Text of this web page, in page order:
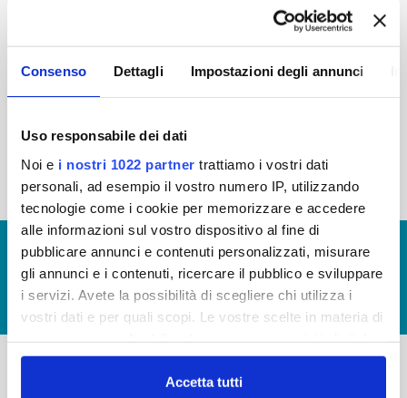
Consenso Dettagli Impostazioni degli annunci
Uso responsabile dei dati
Noi e i nostri 1022 partner trattiamo i vostri dati
personali, ad esempio il vostro numero IP, utilizzando
tecnologie come i cookie per memorizzare e accedere
alle informazioni sul vostro dispositivo al fine di
pubblicare annunci e contenuti personalizzati, misurare
gli annunci e i contenuti, ricercare il pubblico e sviluppare
i servizi. Avete la possibilità di scegliere chi utilizza i
vostri dati e per quali scopi. Le vostre scelte in materia di
in cui avete effettuato le vostre scelte. È possibile
modificare o revocare il proprio consenso in qualsiasi
Accetta tutti
2012
2011 2010 2009 2008
‹ precedente 2
© Copyright 2017 - 2026
GLOSSARIO
GIUDICA IL SERVIZIO
LAVORA CON NOI